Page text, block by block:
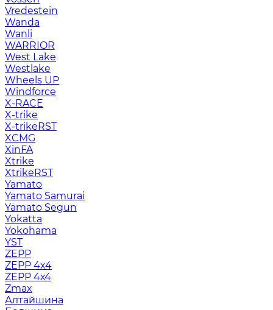
Vredestein
Wanda
Wanli
WARRIOR
West Lake
Westlake
Wheels UP
Windforce
X-RACE
X-trike
X-trikeRST
XCMG
XinFA
Xtrike
XtrikeRST
Yamato
Yamato Samurai
Yamato Segun
Yokatta
Yokohama
YST
ZEPP
ZEPP 4x4
ZEPP 4х4
Zmax
Алтайшина